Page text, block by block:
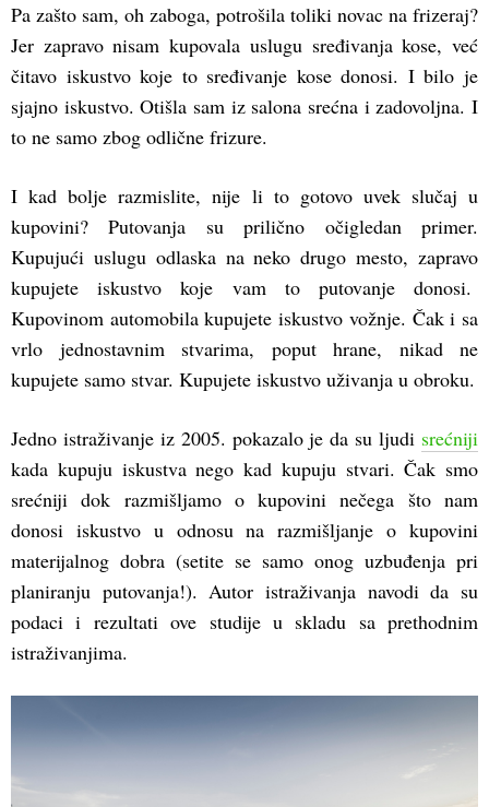
Pa zašto sam, oh zaboga, potrošila toliki novac na frizeraj?
Jer zapravo nisam kupovala uslugu sređivanja kose, već
čitavo iskustvo koje to sređivanje kose donosi. I bilo je
sjajno iskustvo. Otišla sam iz salona srećna i zadovoljna. I
to ne samo zbog odlične frizure.
I kad bolje razmislite, nije li to gotovo uvek slučaj u
kupovini? Putovanja su prilično očigledan primer.
Kupujući uslugu odlaska na neko drugo mesto, zapravo
kupujete iskustvo koje vam to putovanje donosi.
Kupovinom automobila kupujete iskustvo vožnje. Čak i sa
vrlo jednostavnim stvarima, poput hrane, nikad ne
kupujete samo stvar. Kupujete iskustvo uživanja u obroku.
Jedno istraživanje iz 2005. pokazalo je da su ljudi srećniji
kada kupuju iskustva nego kad kupuju stvari. Čak smo
srećniji dok razmišljamo o kupovini nečega što nam
donosi iskustvo u odnosu na razmišljanje o kupovini
materijalnog dobra (setite se samo onog uzbuđenja pri
planiranju putovanja!). Autor istraživanja navodi da su
podaci i rezultati ove studije u skladu sa prethodnim
istraživanjima.